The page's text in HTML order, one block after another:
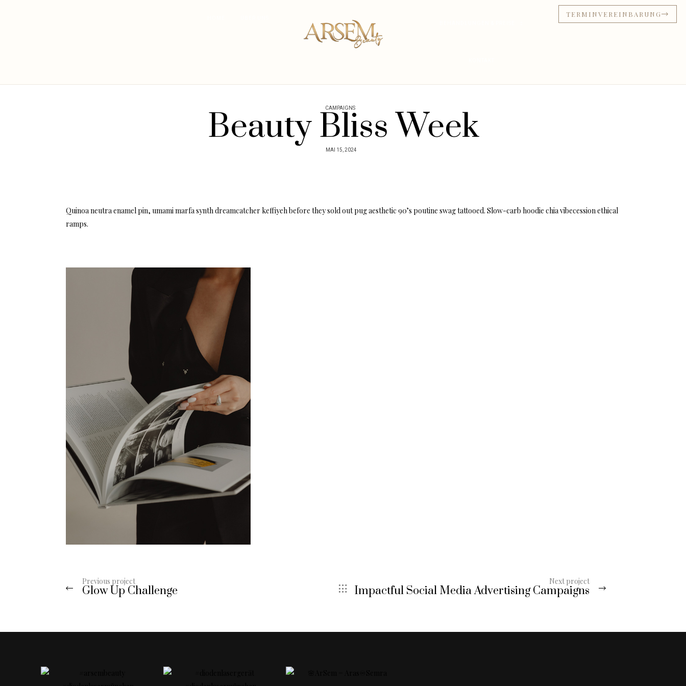
TERMINVEREINBARUNG
CAMPAIGNS
Beauty Bliss Week
MAI 15, 2024
Quinoa neutra enamel pin, umami marfa synth dreamcatcher keffiyeh before they sold out pug aesthetic 90’s poutine swag tattooed. Slow-carb hoodie chia vibecession ethical
ramps.
Previous project
Glow Up Challenge
Next project
Impactful Social Media Advertising Campaigns